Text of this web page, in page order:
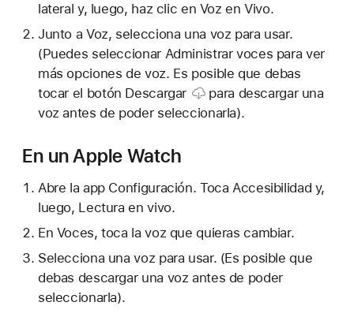
lateral y, luego, haz clic en Voz en Vivo.
Junto a Voz, selecciona una voz para usar.
(Puedes seleccionar Administrar voces para ver
más opciones de voz. Es posible que debas
tocar el botón Descargar
para descargar una
voz antes de poder seleccionarla).
En un Apple Watch
Abre la app Configuración. Toca Accesibilidad y,
luego, Lectura en vivo.
En Voces, toca la voz que quieras cambiar.
Selecciona una voz para usar. (Es posible que
debas descargar una voz antes de poder
seleccionarla).